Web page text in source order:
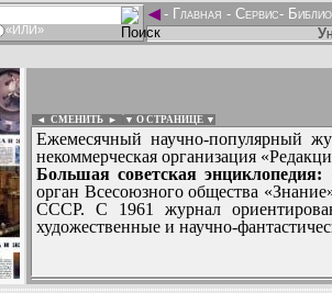
«ИЛИ»
◄- Главная - Сервис-
◄ СМЕНИТЬ ► ▼ О СТРАНИЦЕ ▼
Ежемесячный научно-популярный
некоммерческая организация
Большая советская энциклопедия:
орган Всесоюзного общества
СССР. С 1961 журнал
художественные и научно-